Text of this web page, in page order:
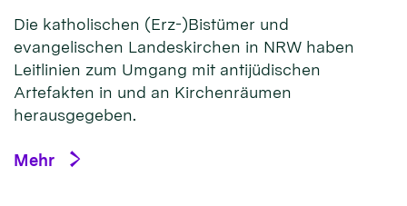
Die katholischen (Erz-)Bistümer und
evangelischen Landeskirchen in NRW haben
Leitlinien zum Umgang mit antijüdischen
Artefakten in und an Kirchenräumen
herausgegeben.
Mehr